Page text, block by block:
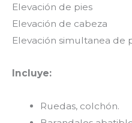
Elevación de pies
Elevación de cabeza
Elevación simultanea de
Incluye:
Ruedas, colchón.